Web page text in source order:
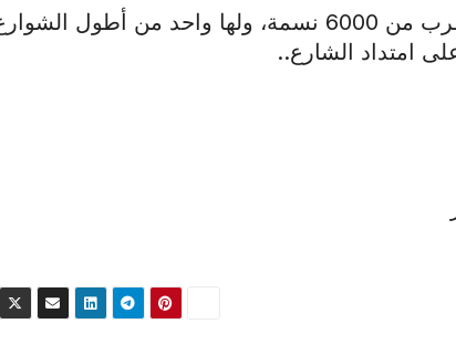
في بولندا هي قرية صغيرة يبلغ عدد سكانها ما يقرب من 6000 نسمة، ولها واحد من أطول